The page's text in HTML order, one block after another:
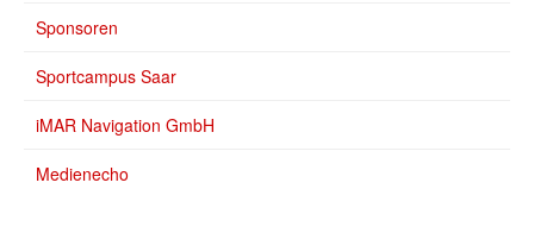
Sponsoren
Sportcampus Saar
iMAR Navigation GmbH
Medienecho